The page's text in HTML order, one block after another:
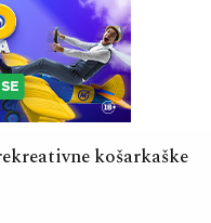
košarkaške